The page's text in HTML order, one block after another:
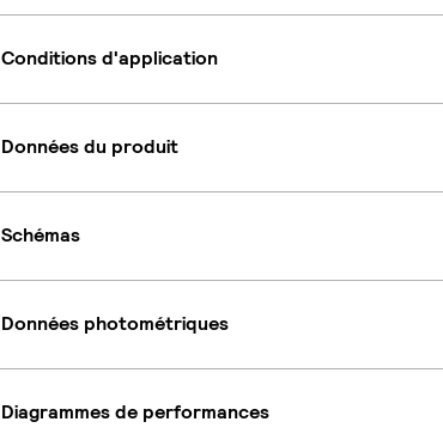
Conditions d'application
Données du produit
Schémas
Données photométriques
Diagrammes de performances